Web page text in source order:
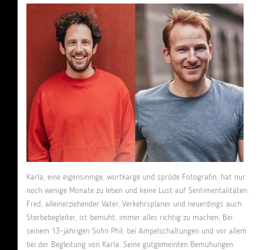
Karla, eine eigensinnige, wortkarge und spröde Fotografin, hat nur
noch wenige Monate zu leben und keine Lust auf Sentimentalitäten.
Fred, alleinerziehender Vater, Verkehrsplaner und neuerdings auch
Sterbebegleiter, ist bemüht, immer alles richtig zu machen: Bei
seinem 13-jährigen Sohn Phil, bei Ampelschaltungen und vor allem
bei der Begleitung von Karla. Seine gutgemeinten Bemühungen